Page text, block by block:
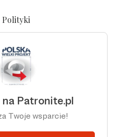
Polityki